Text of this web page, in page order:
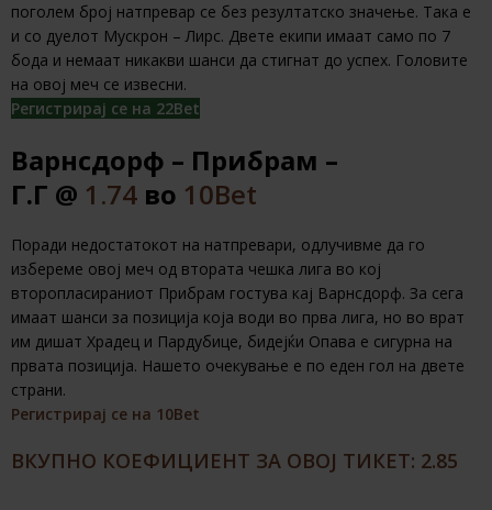
поголем број натпревар се без резултатско значење. Така е
и со дуелот Мускрон – Лирс. Двете екипи имаат само по 7
бода и немаат никакви шанси да стигнат до успех. Головите
на овој меч се извесни.
Регистрирај се на 22Bet
Варнсдорф – Прибрам –
Г.Г @ 1.74 во 10Bet
Поради недостатокот на натпревари, одлучивме да го
избереме овој меч од втората чешка лига во кој
второпласираниот Прибрам гостува кај Варнсдорф. За сега
имаат шанси за позиција која води во прва лига, но во врат
им дишат Храдец и Пардубице, бидејќи Опава е сигурна на
првата позиција. Нашето очекување е по еден гол на двете
страни.
Регистрирај се на 10Bet
ВКУПНО КОЕФИЦИЕНТ ЗА ОВОЈ ТИКЕТ: 2.85